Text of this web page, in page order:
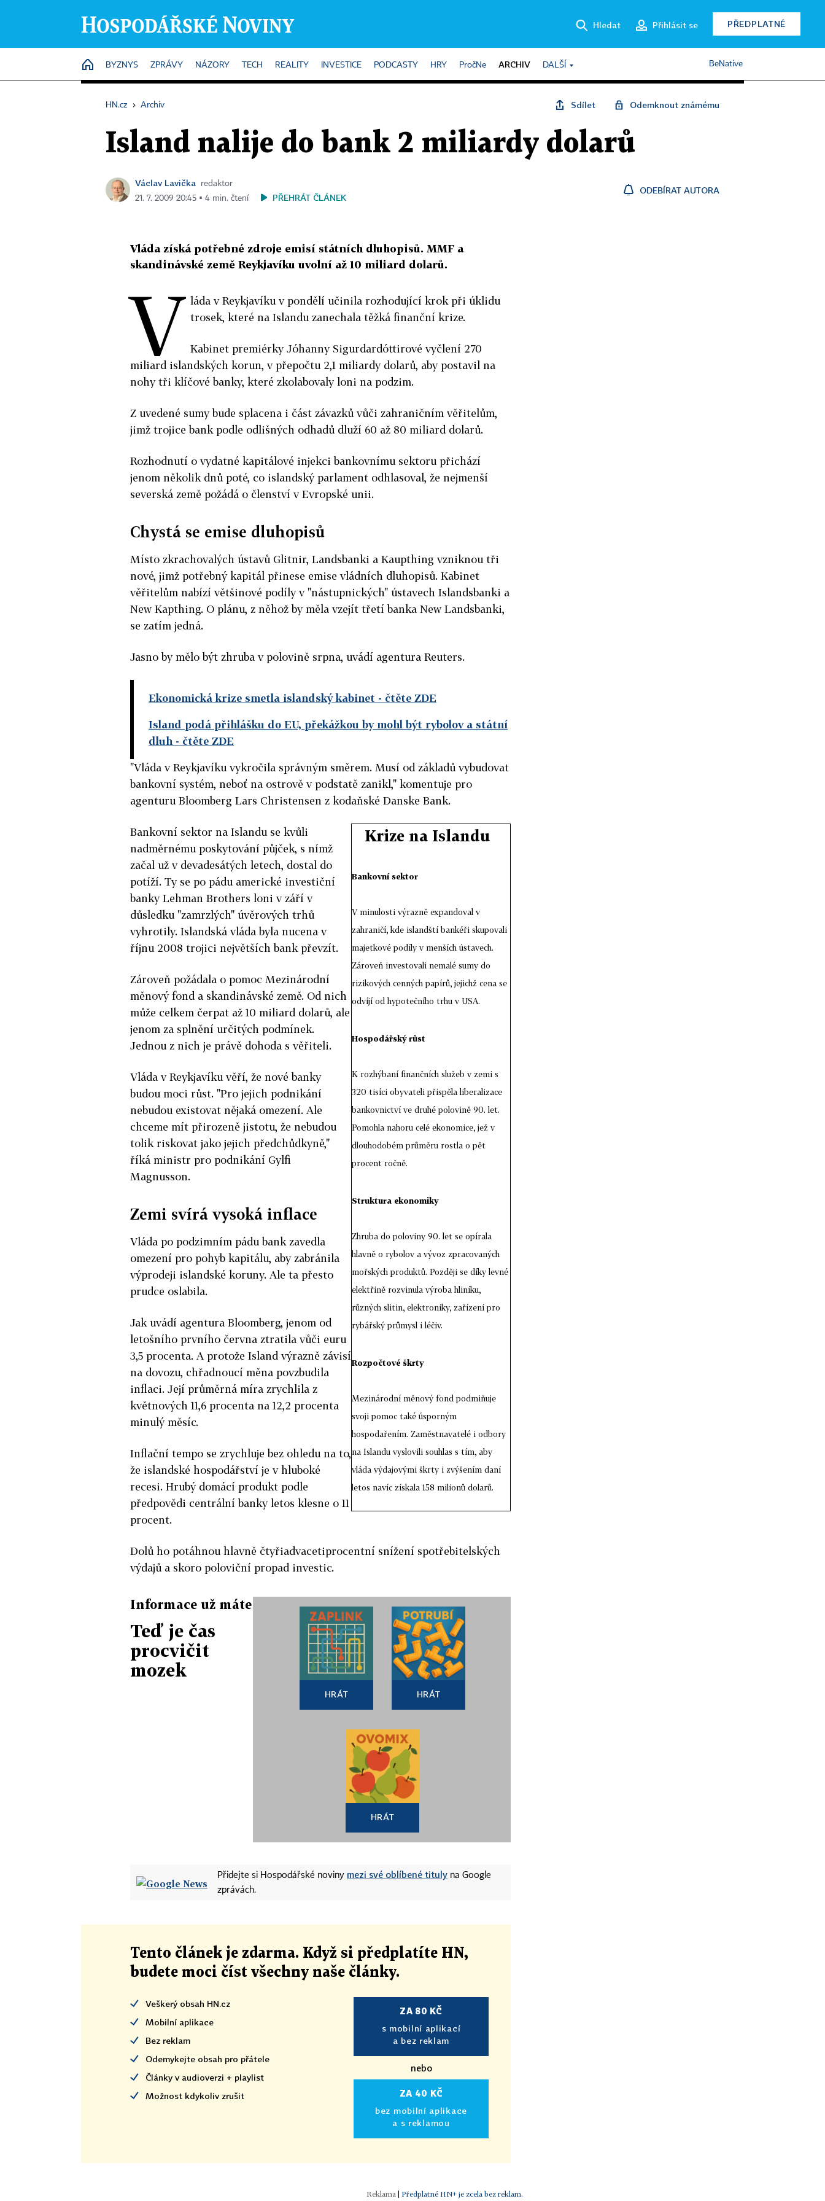
Hledat Přihlásit se PŘEDPLATNÉ
HOME
BYZNYS ZPRÁVY NÁZORY TECH REALITY INVESTICE PODCASTY HRY PročNe ARCHIV DALŠÍ BeNative
HN.cz › Archiv Sdílet Odemknout známému
Island nalije do bank 2 miliardy dolarů
Václav Lavička
redaktor
21. 7. 2009 20:45 ▪ 4 min. čtení
PŘEHRÁT ČLÁNEK
ODEBÍRAT AUTORA
Vláda získá potřebné zdroje emisí státních dluhopisů. MMF a
skandinávské země Reykjavíku uvolní až 10 miliard dolarů.
V láda v Reykjavíku v pondělí učinila rozhodující krok při úklidu
trosek, které na Islandu zanechala těžká finanční krize.
Kabinet premiérky Jóhanny Sigurdardóttirové vyčlení 270
miliard islandských korun, v přepočtu 2,1 miliardy dolarů, aby postavil na
nohy tři klíčové banky, které zkolabovaly loni na podzim.
Z uvedené sumy bude splacena i část závazků vůči zahraničním věřitelům,
jimž trojice bank podle odlišných odhadů dluží 60 až 80 miliard dolarů.
Rozhodnutí o vydatné kapitálové injekci bankovnímu sektoru přichází
jenom několik dnů poté, co islandský parlament odhlasoval, že nejmenší
severská země požádá o členství v Evropské unii.
Chystá se emise dluhopisů
Místo zkrachovalých ústavů Glitnir, Landsbanki a Kaupthing vzniknou tři
nové, jimž potřebný kapitál přinese emise vládních dluhopisů. Kabinet
věřitelům nabízí většinové podíly v "nástupnických" ústavech Islandsbanki a
New Kapthing. O plánu, z něhož by měla vzejít třetí banka New Landsbanki,
se zatím jedná.
Jasno by mělo být zhruba v polovině srpna, uvádí agentura Reuters.
Ekonomická krize smetla islandský kabinet - čtěte ZDE
Island podá přihlášku do EU, překážkou by mohl být rybolov a státní
dluh - čtěte ZDE
"Vláda v Reykjavíku vykročila správným směrem. Musí od základů vybudovat
bankovní systém, neboť na ostrově v podstatě zanikl," komentuje pro
agenturu Bloomberg Lars Christensen z kodaňské Danske Bank.
Krize na Islandu
Bankovní sektor
V minulosti výrazně expandoval v
zahraničí, kde islandští bankéři skupovali
majetkové podíly v menších ústavech.
Zároveň investovali nemalé sumy do
rizikových cenných papírů, jejichž cena se
odvíjí od hypotečního trhu v USA.
Hospodářský růst
K rozhýbaní finančních služeb v zemi s
320 tisíci obyvateli přispěla liberalizace
bankovnictví ve druhé polovině 90. let.
Pomohla nahoru celé ekonomice, jež v
dlouhodobém průměru rostla o pět
procent ročně.
Struktura ekonomiky
Zhruba do poloviny 90. let se opírala
hlavně o rybolov a vývoz zpracovaných
mořských produktů. Později se díky levné
elektřině rozvinula výroba hliníku,
různých slitin, elektroniky, zařízení pro
rybářský průmysl i léčiv.
Rozpočtové škrty
Mezinárodní měnový fond podmiňuje
svoji pomoc také úsporným
hospodařením. Zaměstnavatelé i odbory
na Islandu vyslovili souhlas s tím, aby
vláda výdajovými škrty i zvýšením daní
letos navíc získala 158 milionů dolarů.
Bankovní sektor na Islandu se kvůli
nadměrnému poskytování půjček, s nímž
začal už v devadesátých letech, dostal do
potíží. Ty se po pádu americké investiční
banky Lehman Brothers loni v září v
důsledku "zamrzlých" úvěrových trhů
vyhrotily. Islandská vláda byla nucena v
říjnu 2008 trojici největších bank převzít.
Zároveň požádala o pomoc Mezinárodní
měnový fond a skandinávské země. Od nich
může celkem čerpat až 10 miliard dolarů, ale
jenom za splnění určitých podmínek.
Jednou z nich je právě dohoda s věřiteli.
Vláda v Reykjavíku věří, že nové banky
budou moci růst. "Pro jejich podnikání
nebudou existovat nějaká omezení. Ale
chceme mít přirozeně jistotu, že nebudou
tolik riskovat jako jejich předchůdkyně,"
říká ministr pro podnikání Gylfi
Magnusson.
Zemi svírá vysoká inflace
Vláda po podzimním pádu bank zavedla
omezení pro pohyb kapitálu, aby zabránila
výprodeji islandské koruny. Ale ta přesto
prudce oslabila.
Jak uvádí agentura Bloomberg, jenom od
letošního prvního června ztratila vůči euru
3,5 procenta. A protože Island výrazně závisí
na dovozu, chřadnoucí měna povzbudila
inflaci. Její průměrná míra zrychlila z
květnových 11,6 procenta na 12,2 procenta
minulý měsíc.
Inflační tempo se zrychluje bez ohledu na to,
že islandské hospodářství je v hluboké
recesi. Hrubý domácí produkt podle
předpovědi centrální banky letos klesne o 11
procent.
Dolů ho potáhnou hlavně čtyřiadvacetiprocentní snížení spotřebitelských
výdajů a skoro poloviční propad investic.
Informace už máte
Teď je čas
procvičit
mozek
HRÁT HRÁT
HRÁT
Přidejte si Hospodářské noviny mezi své oblíbené tituly na Google
zprávách.
Tento článek je zdarma. Když si předplatíte HN,
budete moci číst všechny naše články.
Veškerý obsah HN.cz
Mobilní aplikace
Bez reklam
Odemykejte obsah pro přátele
Články v audioverzi + playlist
Možnost kdykoliv zrušit
ZA 80 KČ
s mobilní aplikací
a bez reklam
nebo
ZA 40 KČ
bez mobilní aplikace
a s reklamou
Předplatné HN+ je zcela bez reklam.